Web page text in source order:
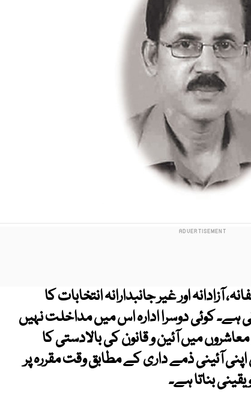
اور غیر جانبدارانہ انتخابات کا
کوئی دوسرا ادارہ اس میں مداخلت نہیں
میں آئین و قانون کی بالادستی کا
آئینی ذمے داری کے مطابق وقت مقررہ پر
بناتا ہے۔